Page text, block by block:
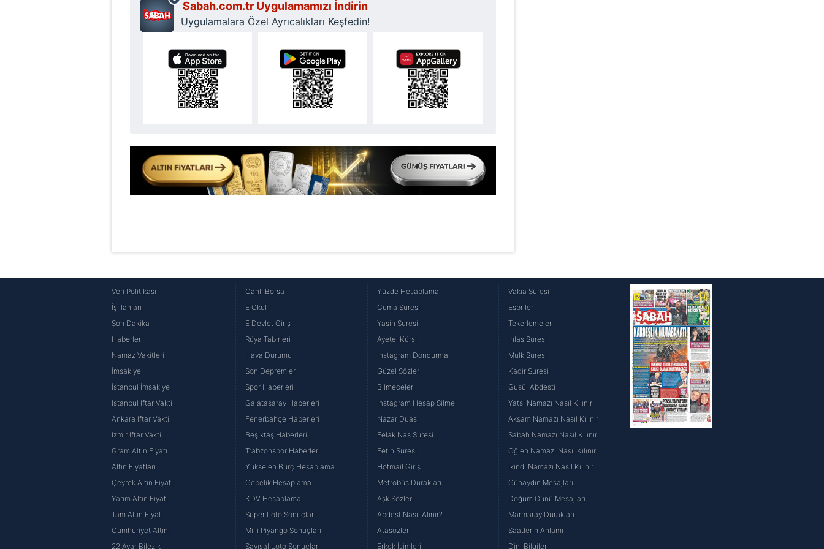
Sabah.com.tr Uygulamamızı İndirin
Uygulamalara Özel Ayrıcalıkları Keşfedin!
Veri Politikası
İş İlanları
Son Dakika
Haberler
Namaz Vakitleri
İmsakiye
İstanbul İmsakiye
İstanbul İftar Vakti
Ankara İftar Vakti
İzmir İftar Vakti
Gram Altın Fiyatı
Altın Fiyatları
Çeyrek Altın Fiyatı
Yarım Altın Fiyatı
Tam Altın Fiyatı
Cumhuriyet Altını
22 Ayar Bilezik
Canlı Borsa
E Okul
E Devlet Giriş
Rüya Tabirleri
Hava Durumu
Son Depremler
Spor Haberleri
Galatasaray Haberleri
Fenerbahçe Haberleri
Beşiktaş Haberleri
Trabzonspor Haberleri
Yükselen Burç Hesaplama
Gebelik Hesaplama
KDV Hesaplama
Süper Loto Sonuçları
Milli Piyango Sonuçları
Sayısal Loto Sonuçları
Yüzde Hesaplama
Cuma Suresi
Yasin Suresi
Ayetel Kürsi
İnstagram Dondurma
Güzel Sözler
Bilmeceler
İnstagram Hesap Silme
Nazar Duası
Felak Nas Suresi
Fetih Suresi
Hotmail Giriş
Metrobüs Durakları
Aşk Sözleri
Abdest Nasıl Alınır?
Atasözleri
Erkek İsimleri
Vakıa Suresi
Espriler
Tekerlemeler
İhlas Suresi
Mülk Suresi
Kadir Suresi
Gusül Abdesti
Yatsı Namazı Nasıl Kılınır
Akşam Namazı Nasıl Kılınır
Sabah Namazı Nasıl Kılınır
Öğlen Namazı Nasıl Kılınır
İkindi Namazı Nasıl Kılınır
Günaydın Mesajları
Doğum Günü Mesajları
Marmaray Durakları
Saatlerin Anlamı
Dini Bilgiler